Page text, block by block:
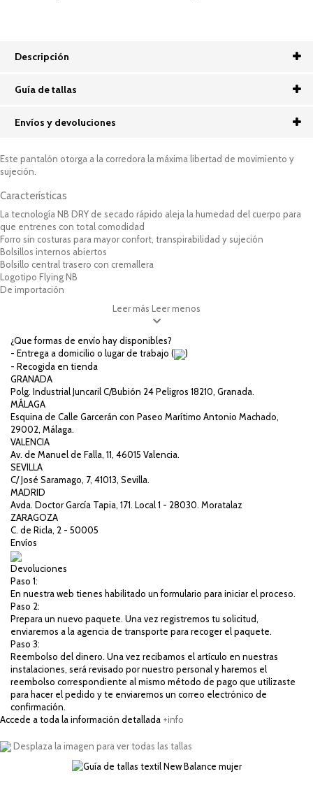
Descripción
Guía de tallas
Envíos y devoluciones
Este pantalón otorga a la corredora la máxima libertad de movimiento y
sujeción.
Características
La tecnología NB DRY de secado rápido aleja la humedad del cuerpo para
que entrenes con total comodidad
Forro sin costuras para mayor confort, transpirabilidad y sujeción
Bolsillos internos abiertos
Bolsillo central trasero con cremallera
Logotipo Flying NB
De importación
Leer más Leer menos
¿Que formas de envío hay disponibles?
- Entrega a domicilio o lugar de trabajo (
)
- Recogida en tienda
GRANADA
Polg. Industrial Juncaril C/Bubión 24 Peligros 18210, Granada.
MÁLAGA
Esquina de Calle Garcerán con Paseo Marítimo Antonio Machado,
29002, Málaga.
VALENCIA
Av. de Manuel de Falla, 11, 46015 Valencia.
SEVILLA
C/ José Saramago, 7, 41013, Sevilla.
MADRID
Avda. Doctor García Tapia, 171. Local 1 - 28030. Moratalaz
ZARAGOZA
C. de Ricla, 2 - 50005
Envíos
Devoluciones
Paso 1:
En nuestra web tienes habilitado un formulario para iniciar el proceso.
Paso 2:
Prepara un nuevo paquete. Una vez registremos tu solicitud,
enviaremos a la agencia de transporte para recoger el paquete.
Paso 3:
Reembolso del dinero. Una vez recibamos el artículo en nuestras
instalaciones, será revisado por nuestro personal y haremos el
reembolso correspondiente al mismo método de pago que utilizaste
para hacer el pedido y te enviaremos un correo electrónico de
confirmación.
Accede a toda la información detallada +info
Desplaza la imagen para ver todas las tallas